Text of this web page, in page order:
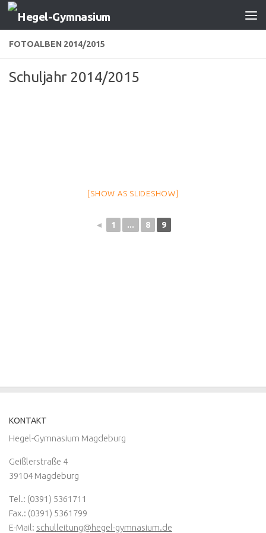
Zum Inhalt springen
FOTOALBEN 2014/2015
Schuljahr 2014/2015
[SHOW AS SLIDESHOW]
◄ 1 ... 8 9
KONTAKT
Hegel-Gymnasium Magdeburg
Geißlerstraße 4
39104 Magdeburg
Tel.: (0391) 5361711
Fax.: (0391) 5361799
E-Mail: schulleitung@hegel-gymnasium.de